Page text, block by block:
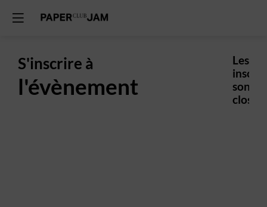
S'inscrire à
l'évènement
Les
sont
closes.